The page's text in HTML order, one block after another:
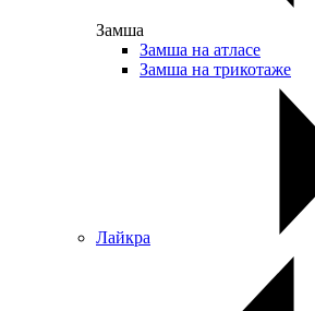
Замша
Замша на атласе
Замша на трикотаже
Лайкра